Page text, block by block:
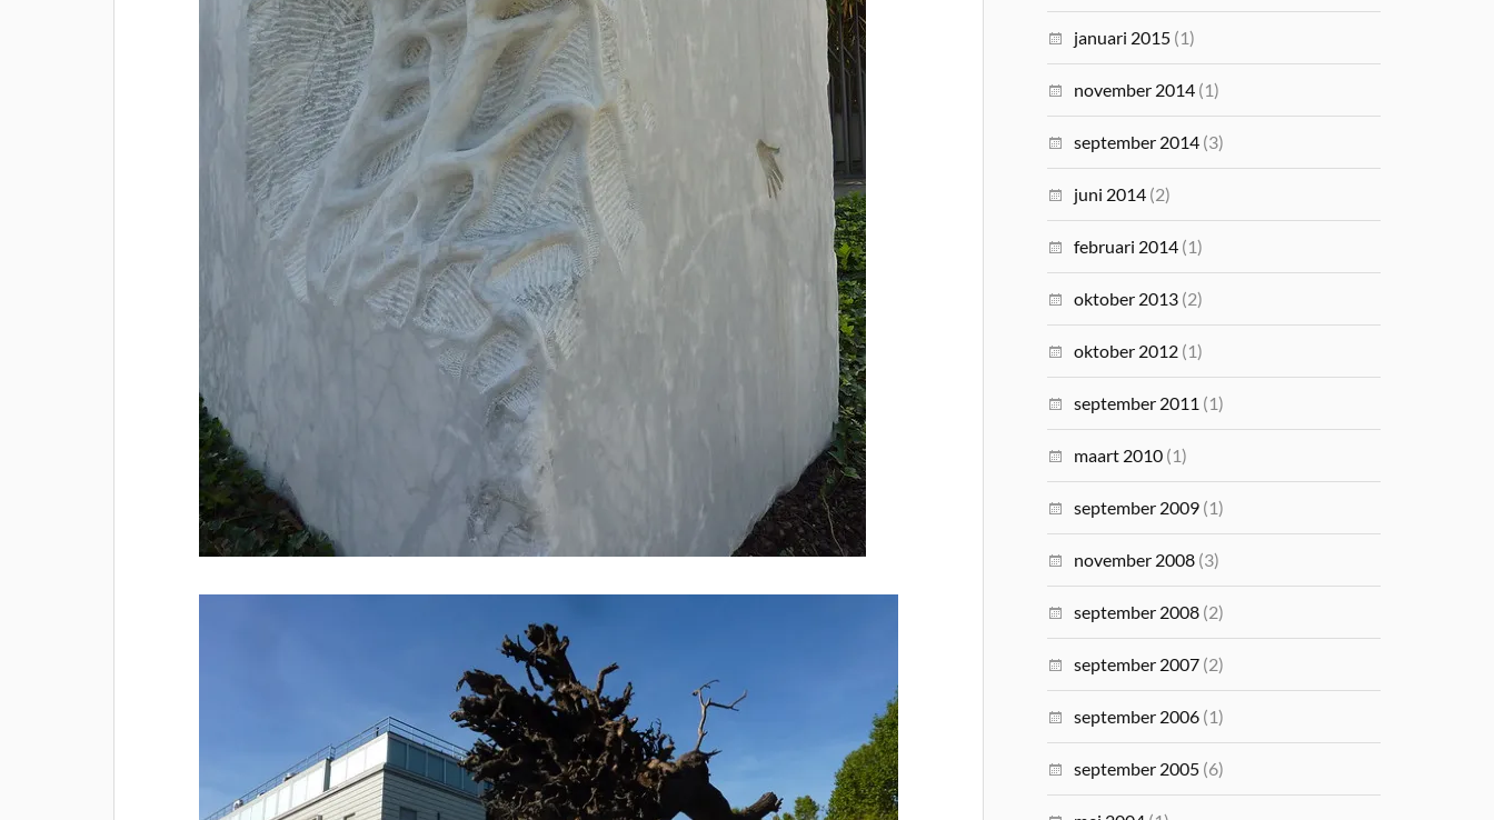
januari 2015 (1)
november 2014 (1)
september 2014 (3)
juni 2014 (2)
februari 2014 (1)
oktober 2013 (2)
oktober 2012 (1)
september 2011 (1)
maart 2010 (1)
september 2009 (1)
november 2008 (3)
september 2008 (2)
september 2007 (2)
september 2006 (1)
september 2005 (6)